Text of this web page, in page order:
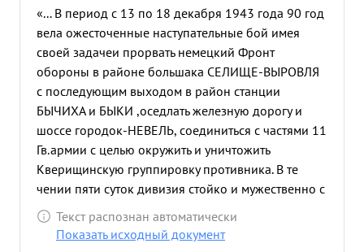
«... В период с 13 по 18 декабря 1943 года 90 год
вела ожесточенные наступательные бой имея
своей задачеи прорвать немецкий Фронт
обороны в районе большака СЕЛИЩЕ-ВЫРОВЛЯ
с последующим выходом в район станции
БЫЧИХА и БЫКИ ,оседлать железную дорогу и
шоссе городок-НЕВЕЛЬ, соединиться с частями 11
Гв.армии с целью окружить и уничтожить
Кверищинскую группировку противника. В те
чении пяти суток дивизия стойко и мужественно с
великои доблестно и горой ом выполнила
поставленную задачу.В этих боях противник
Текст распознан автоматически
Показать исходный документ